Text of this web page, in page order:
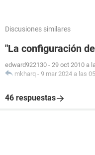
Discusiones similares
"La configuración
edward922130 - 29 oct 2010 a
mkharq - 9 mar 2024 a las
46 respuestas